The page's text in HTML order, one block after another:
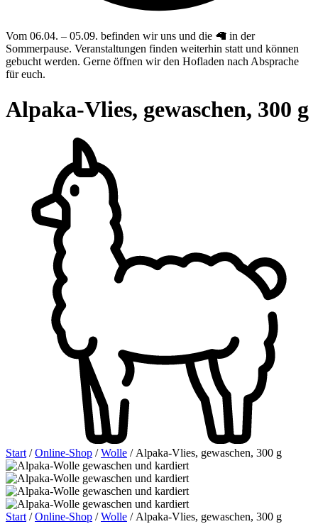
Vom 06.04. – 05.09. befinden wir uns und die 🦙 in der
Sommerpause. Veranstaltungen finden weiterhin statt und können
gebucht werden. Gerne öffnen wir den Hofladen nach Absprache
für euch.
Alpaka-Vlies, gewaschen, 300 g
Start /Online-Shop /Wolle / Alpaka-Vlies, gewaschen, 300 g
Start /Online-Shop /Wolle / Alpaka-Vlies, gewaschen, 300 g